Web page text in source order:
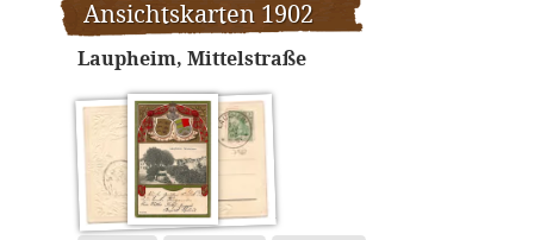
Ansichtskarten 1902
Laupheim, Mittelstraße